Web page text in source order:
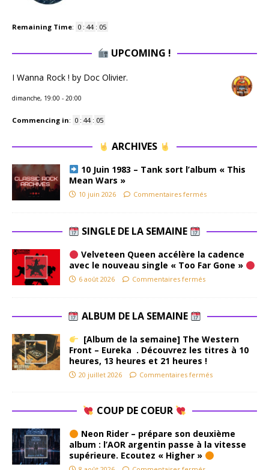
Remaining Time: 0 : 44 : 05
UPCOMING !
I Wanna Rock ! by Doc Olivier.
dimanche, 19:00 - 20:00
Commencing in: 0 : 44 : 05
ARCHIVES
10 Juin 1983 – Tank sort l’album « This
Mean Wars »
10 juin 2026 Commentaires fermés
SINGLE DE LA SEMAINE
Velveteen Queen accélère la cadence
avec le nouveau single « Too Far Gone »
6 août 2026 Commentaires fermés
ALBUM DE LA SEMAINE
[Album de la semaine] The Western
Front – Eureka . Découvrez les titres à 10
heures, 13 heures et 21 heures !
20 juillet 2026 Commentaires fermés
COUP DE COEUR
Neon Rider – prépare son deuxième
album : l’AOR argentin passe à la vitesse
supérieure. Ecoutez « Higher »